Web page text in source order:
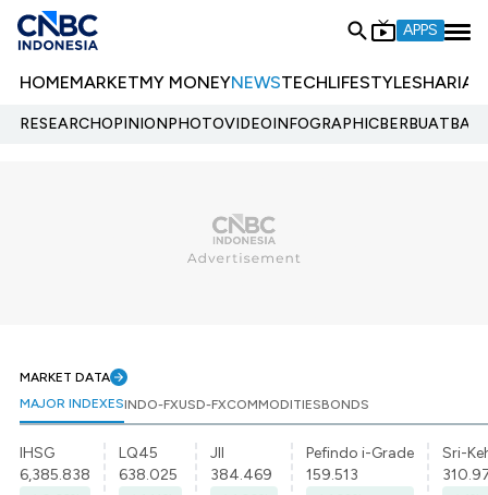
APPS
HOMEMARKETMY MONEYNEWSTECHLIFESTYLESHARIA
RESEARCHOPINIONPHOTOVIDEOINFOGRAPHIC
MARKET DATA
MAJOR INDEXESINDO-FXUSD-FXCOMMODITIESBONDS
IHSG
6,385.838
LQ45
638.025
JII
384.469
Pefindo i-Grade
159.513
Sri-